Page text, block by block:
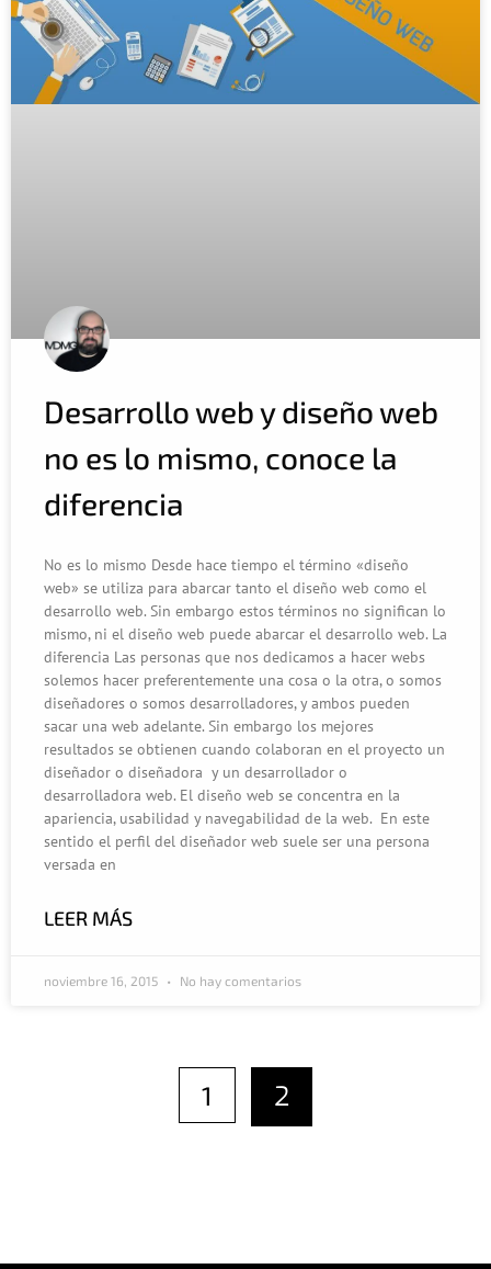
Desarrollo web y diseño web
no es lo mismo, conoce la
diferencia
No es lo mismo Desde hace tiempo el término «diseño
web» se utiliza para abarcar tanto el diseño web como el
desarrollo web. Sin embargo estos términos no significan lo
mismo, ni el diseño web puede abarcar el desarrollo web. La
diferencia Las personas que nos dedicamos a hacer webs
solemos hacer preferentemente una cosa o la otra, o somos
diseñadores o somos desarrolladores, y ambos pueden
sacar una web adelante. Sin embargo los mejores
resultados se obtienen cuando colaboran en el proyecto un
diseñador o diseñadora y un desarrollador o
desarrolladora web. El diseño web se concentra en la
apariencia, usabilidad y navegabilidad de la web. En este
sentido el perfil del diseñador web suele ser una persona
versada en
LEER MÁS
noviembre 16, 2015 No hay comentarios
1 2